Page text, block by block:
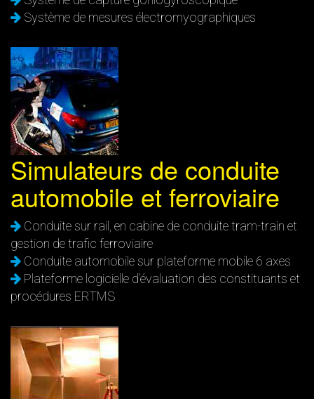
Système de mesures électromyographiques
Simulateurs de conduite
automobile et ferroviaire
Conduite sur rail, en cabine de conduite tram-train et
gestion de trafic ferroviaire
Conduite automobile sur plateforme mobile 6 axes
Plateforme logicielle d’évaluation des constituants et
procédures ERTMS